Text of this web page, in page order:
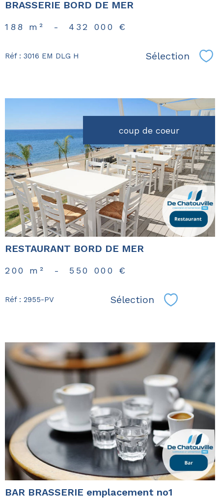
BRASSERIE BORD DE MER
188 m² - 432 000 €
Réf : 3016 EM DLG H Sélection
coup de coeur
voir le
bien
RESTAURANT BORD DE MER
200 m² - 550 000 €
Réf : 2955-PV Sélection
voir le
bien
BAR BRASSERIE emplacement no1